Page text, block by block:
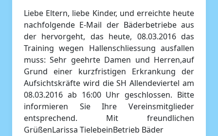
Liebe Eltern, liebe Kinder, und erreichte heute
nachfolgende E-Mail der Bäderbetriebe aus
der hervorgeht, das heute, 08.03.2016 das
Training wegen Hallenschliessung ausfallen
muss: Sehr geehrte Damen und Herren,auf
Grund einer kurzfristigen Erkrankung der
Aufsichtskräfte wird die SH Allendeviertel am
08.03.2016 ab 16:00 Uhr geschlossen. Bitte
informieren Sie Ihre Vereinsmitglieder
entsprechend. Mit freundlichen
GrüßenLarissa TielebeinBetrieb Bäder
16:00
Uhr